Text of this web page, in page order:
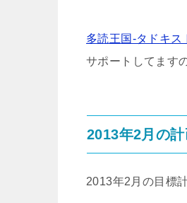
多読王国-タドキス
サポートしてます
2013年2月の
2013年2月の目標